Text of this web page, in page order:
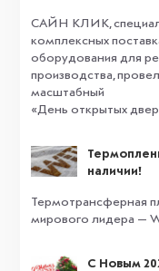
САЙН КЛИК,
комплексных
оборудования для
производства,
масштабный
«День открытых
наличии!
Термотрансферная
мирового лидера —
С Новым